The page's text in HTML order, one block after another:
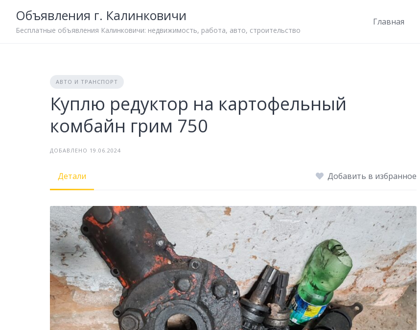
content
Объявления г. Калинковичи
Бесплатные объявления Калинковичи: недвижимость, работа, авто, строительство
Главная
АВТО И ТРАНСПОРТ
Куплю редуктор на картофельный
комбайн грим 750
ДОБАВЛЕНО 19.06.2024
Детали Добавить в избранное